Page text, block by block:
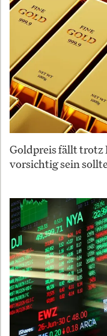
Goldpreis fällt trotz
vorsichtig sein